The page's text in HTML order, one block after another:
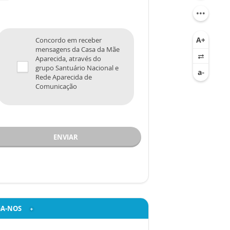
Concordo em receber
mensagens da Casa da Mãe
Aparecida, através do
grupo Santuário Nacional e
Rede Aparecida de
Comunicação
ENVIAR
NOS